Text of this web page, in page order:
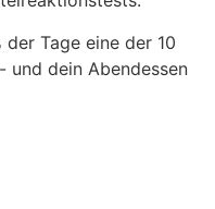
Tage eine der 10
dein Abendessen